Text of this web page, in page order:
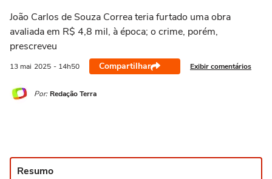
João Carlos de Souza Correa teria furtado uma obra
avaliada em R$ 4,8 mil, à época; o crime, porém,
prescreveu
13 mai 2025 - 14h50 Compartilhar Exibir comentários
Por: Redação Terra
Resumo